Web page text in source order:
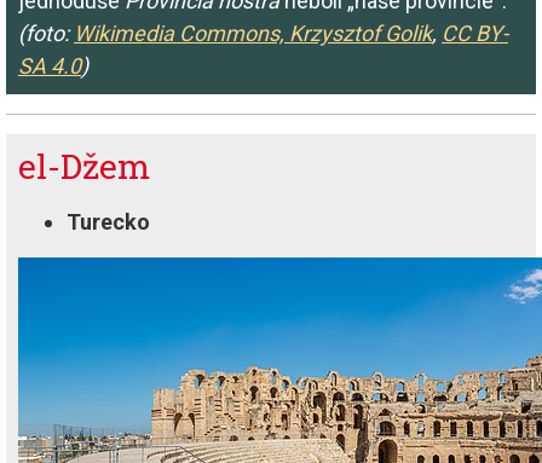
(foto: Wikimedia Commons, Krzysztof Golik, CC BY-
SA 4.0)
el-Džem
Turecko